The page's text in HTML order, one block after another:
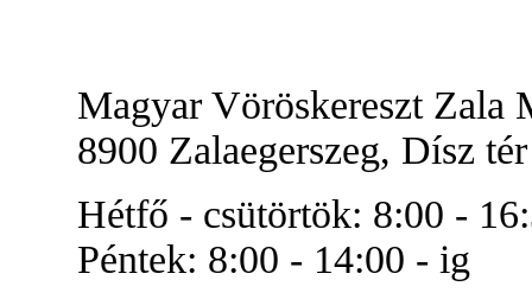
Magyar Vöröskereszt Zala
8900 Zalaegerszeg, Dísz
Hétfő - csütörtök: 8:00 -
Péntek: 8:00 - 14:00 - ig